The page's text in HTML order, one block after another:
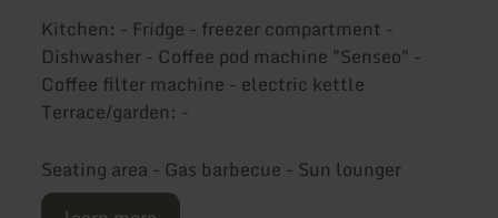
Kitchen: - Fridge - freezer compartment -
Dishwasher - Coffee pod machine "Senseo" -
Coffee filter machine - electric kettle
Terrace/garden: -
Seating area - Gas barbecue - Sun lounger